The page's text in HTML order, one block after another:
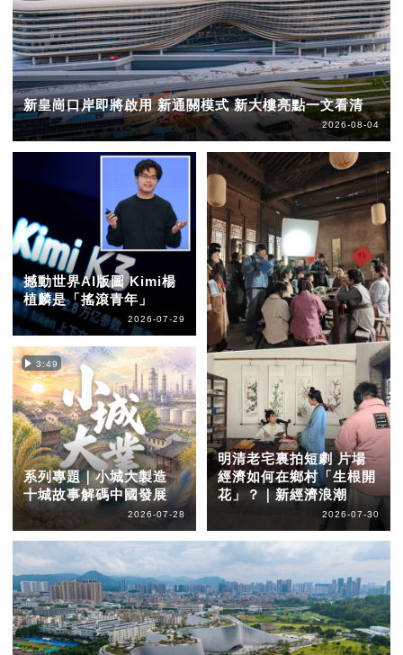
新皇崗口岸即將啟用 新通關模式 新大樓亮點一文看清
2026-08-04
撼動世界AI版圖 Kimi楊
植麟是「搖滾青年」
2026-07-29
3:49
系列專題｜小城大製造
十城故事解碼中國發展
2026-07-28
明清老宅裏拍短劇 片場
經濟如何在鄉村「生根開
花」？｜新經濟浪潮
2026-07-30